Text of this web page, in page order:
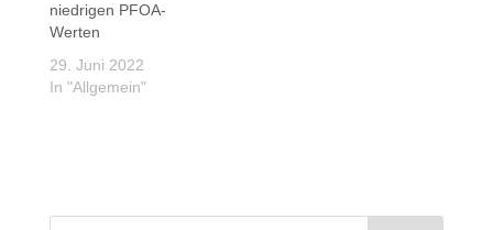
niedrigen PFOA-
Werten
29. Juni 2022
In "Allgemein"